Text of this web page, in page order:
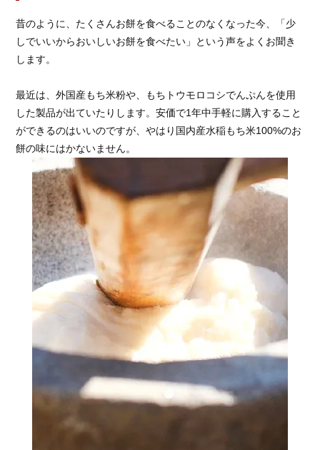
昔のように、たくさんお餅を食べることのなくなった今、「少
しでいいからおいしいお餅を食べたい」という声をよくお聞き
します。
最近は、外国産もち米粉や、もちトウモロコシでんぷんを使用
した製品が出ていたりします。安価で1年中手軽に購入すること
ができるのはいいのですが、やはり国内産水稲もち米100%のお
餅の味にはかないません。